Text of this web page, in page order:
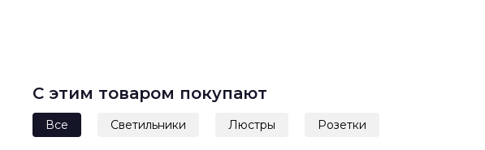
С этим товаром покупают
Все Светильники Люстры Розетки